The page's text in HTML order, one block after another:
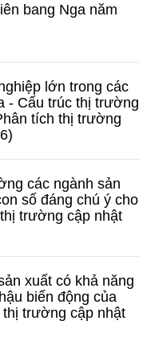
bang Nga năm
lớn trong các
- Cấu trúc thị trường
tích thị trường
các ngành sản
số đáng chú ý cho
trường cập nhật
xuất có khả năng
biến động của
trường cập nhật